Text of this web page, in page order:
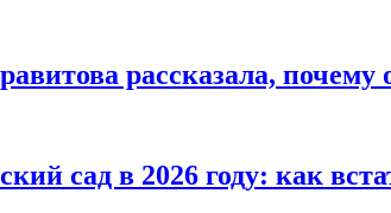
рассказала, почему
сад в 2026 году: как